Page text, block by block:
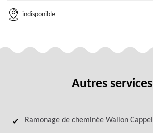
indisponible
Autres services
Ramonage de cheminée Wallon Cappel